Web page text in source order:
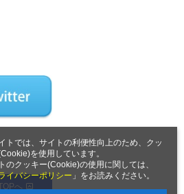
トでは、サイトの利便性向上のため、クッ
を使用しています。
のクッキー(Cookie)の使用に関しては、
イバシーポリシー 」をお読みください。
へ